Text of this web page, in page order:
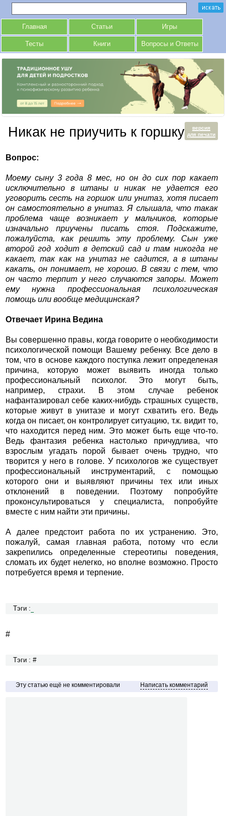
Главная Статьи Игры
Тесты Книги Вопросы и Ответы
версия
для печати
Никак не приучить к горшку
Вопрос:
Моему сыну 3 года 8 мес, но он до сих пор какает
исключительно в штаны и никак не удается его
уговорить сесть на горшок или унитаз, хотя писает
он самостоятельно в унитаз. Я слышала, что такак
проблема чаще возникает у мальчиков, которые
изначально приучены писать стоя. Подскажите,
пожалуйста, как решить эту проблему. Сын уже
второй год ходит в детский сад и там никогда не
какает, так как на унитаз не садится, а в штаны
какать, он понимает, не хорошо. В связи с тем, что
он часто терпит у него случаются запоры. Может
ему нужна профессиональная психологическая
помощь или вообще медицинская?
Отвечает Ирина Ведина
Вы совершенно правы, когда говорите о необходимости
психологической помощи Вашему ребенку. Все дело в
том, что в основе каждого поступка лежит определеная
причина, которую может выявить иногда только
профессиональный психолог. Это могут быть,
например, страхи. В этом случае ребенок
нафантазировал себе каких-нибудь страшных существ,
которые живут в унитазе и могут схватить его. Ведь
когда он писает, он контролирует ситуацию, т.к. видит то,
что находится перед ним. Это может быть еще что-то.
Ведь фантазия ребенка настолько причудлива, что
взрослым угадать порой бывает очень трудно, что
творится у него в голове. У психологов же существует
профессиональный инструментарий, с помощью
которого они и выявляют причины тех или иных
отклонений в поведении. Поэтому попробуйте
проконсультироваться у специалиста, попробуйте
вместе с ним найти эти причины.
А далее предстоит работа по их устранению. Это,
пожалуй, самая главная работа, потому что если
закрепились определенные стереотипы поведения,
сломать их будет нелегко, но вполне возможно. Просто
потребуется время и терпение.
Тэги :
#
Тэги : #
Эту статью ещё не комментировали Написать комментарий